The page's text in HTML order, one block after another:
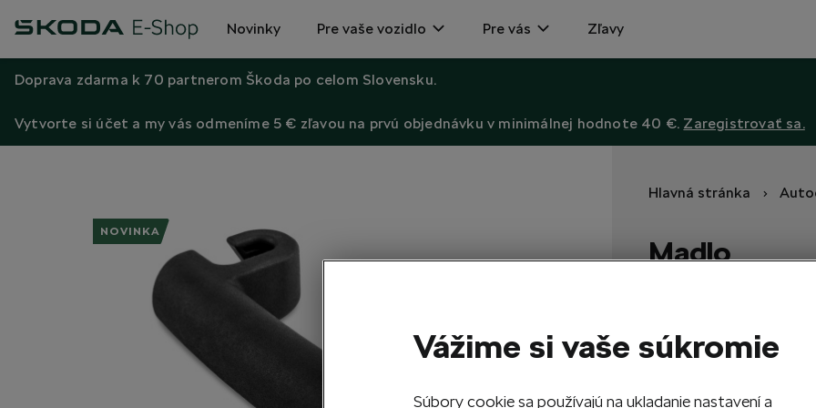
Novinky Pre vaše vozidlo Pre vás Zľavy
Doprava zdarma k 70 partnerom Škoda po celom Slovensku.
Vytvorte si účet a my vás odmeníme 5 € zľavou na prvú objednávku v minimálnej hodnote 40 €. Zaregistrovať sa.
Hlavná stránka
Madlo
Madlo je vyrábané
NOVINKA
Vážime si vaše súkromie
Súbory cookie sa používajú na ukladanie nastavení a